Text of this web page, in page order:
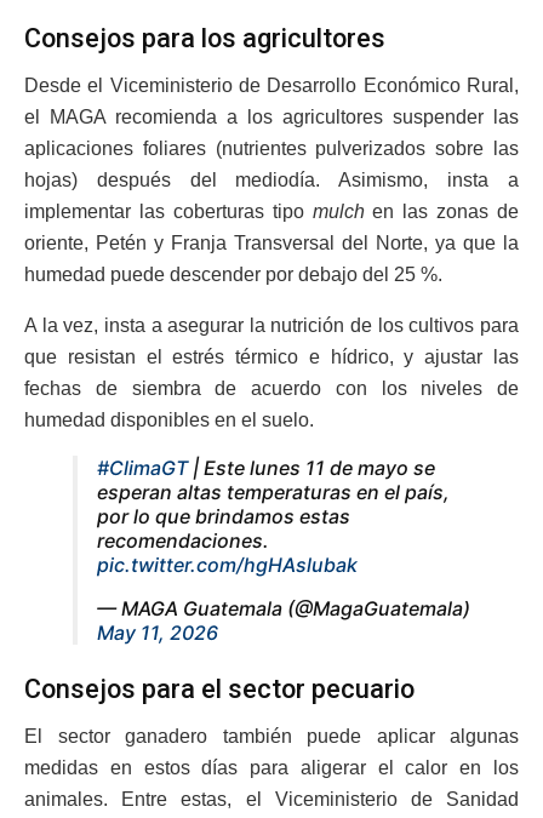
Consejos para los agricultores
Desde el Viceministerio de Desarrollo Económico Rural,
el MAGA recomienda a los agricultores suspender las
aplicaciones foliares (nutrientes pulverizados sobre las
hojas) después del mediodía. Asimismo, insta a
implementar las coberturas tipo mulchen las zonas de
oriente, Petén y Franja Transversal del Norte, ya que la
humedad puede descender por debajo del 25 %.
A la vez, insta a asegurar la nutrición de los cultivos para
que resistan el estrés térmico e hídrico, y ajustar las
fechas de siembra de acuerdo con los niveles de
humedad disponibles en el suelo.
#ClimaGT| Este lunes 11 de mayo se
esperan altas temperaturas en el país,
por lo que brindamos estas
recomendaciones.
pic.twitter.com/hgHAslubak
— MAGA Guatemala (@MagaGuatemala)
May 11, 2026
Consejos para el sector pecuario
El sector ganadero también puede aplicar algunas
medidas en estos días para aligerar el calor en los
animales. Entre estas, el Viceministerio de Sanidad